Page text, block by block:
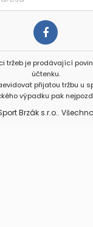
tržeb je prodávající
účtenku.
přijatou tržbu u
výpadku pak
Brzák s.r.o..